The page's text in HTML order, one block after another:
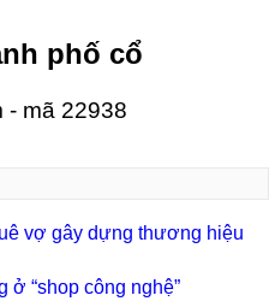
phố cổ
- mã 22938
vợ gây dựng thương hiệu
ở “shop công nghệ”